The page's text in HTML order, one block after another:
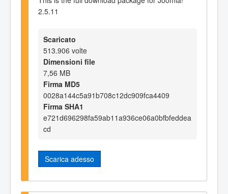
2.5.11
Scaricato
513.906 volte
Dimensioni file
7,56 MB
Firma MD5
0028a144c5a91b708c12dc909fca4409
Firma SHA1
e721d696298fa59ab11a936ce06a0bfbfeddea
cd
Scarica adesso